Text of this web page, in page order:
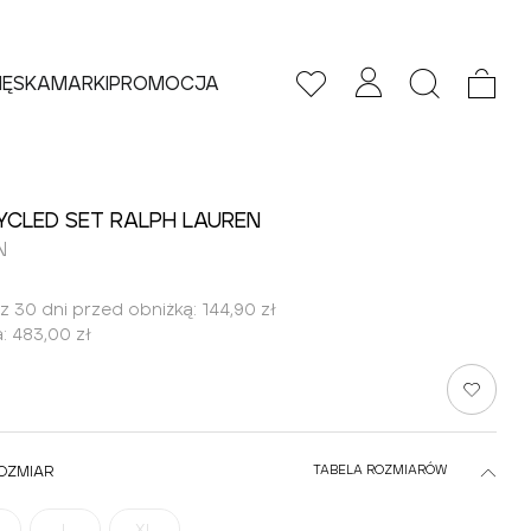
MARKIPROMOCJA
SET RALPH LAUREN
30 dni przed obniżką: 144,90 zł
483,00 zł
TABELA ROZMIARÓW